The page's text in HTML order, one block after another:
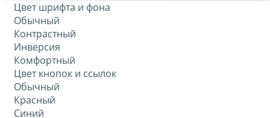
Цвет шрифта и фона
Обычный
Контрастный
Инверсия
Комфортный
Цвет кнопок и ссылок
Обычный
Красный
Синий